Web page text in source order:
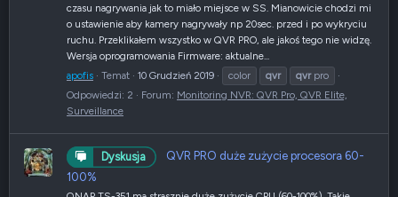
czasu nagrywania jak to miało miejsce w SS. Mianowicie chodzi mi
o ustawienie aby kamery nagrywały np 20sec. przed i po wykryciu
ruchu. Przeklikałem wszystko w QVR PRO, ale jakoś tego nie widzę.
Wersja oprogramowania Firmware: aktualne...
apofis
Temat 10 Grudzień 2019 color qvr qvrpro
Odpowiedzi: 2
Forum: Monitoring NVR: QVR Pro, QVR Elite,
Surveillance
Dyskusja
QVR PRO duże zużycie procesora 60-
100%